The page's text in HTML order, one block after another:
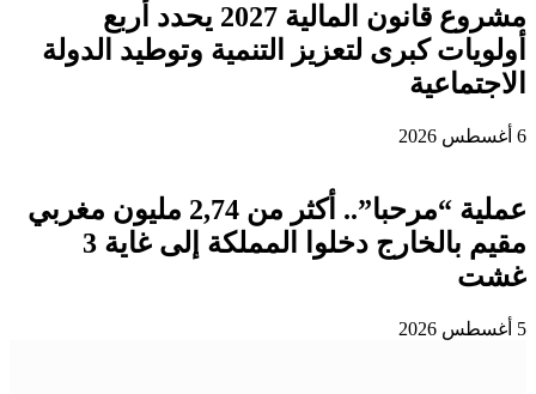
مشروع قانون المالية 2027 يحدد أربع
أولويات كبرى لتعزيز التنمية وتوطيد الدولة
الاجتماعية
6 أغسطس 2026
عملية “مرحبا”.. أكثر من 2,74 مليون مغربي
مقيم بالخارج دخلوا المملكة إلى غاية 3
غشت
5 أغسطس 2026